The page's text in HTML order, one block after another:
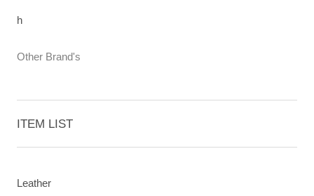
h
Other Brand's
ITEM LIST
Leather